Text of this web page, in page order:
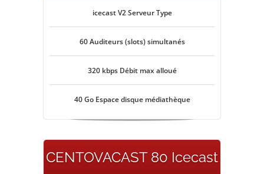
icecast V2 Serveur Type
60 Auditeurs (slots) simultanés
320 kbps Débit max alloué
40 Go Espace disque médiathèque
CENTOVACAST 80 Icecast